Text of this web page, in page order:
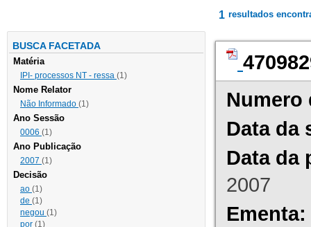
BUSCA FACETADA
Matéria
IPI- processos NT - ressa (1)
Nome Relator
Não Informado (1)
Ano Sessão
0006 (1)
Ano Publicação
2007 (1)
Decisão
ao (1)
de (1)
negou (1)
por (1)
1 resultados
Numero
Data da
Data da
2007
Ementa: